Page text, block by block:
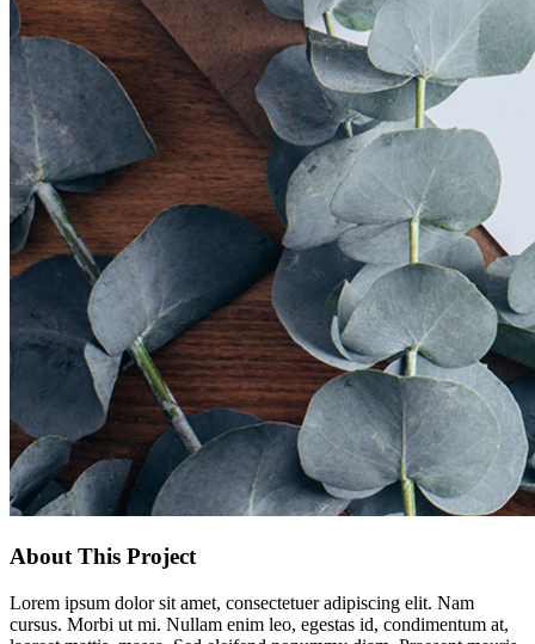
About This Project
Lorem ipsum dolor sit amet, consectetuer adipiscing elit. Nam
cursus. Morbi ut mi. Nullam enim leo, egestas id, condimentum at,